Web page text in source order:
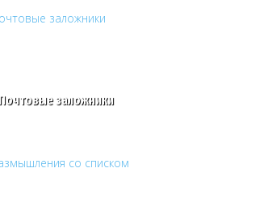
Почтовые заложники